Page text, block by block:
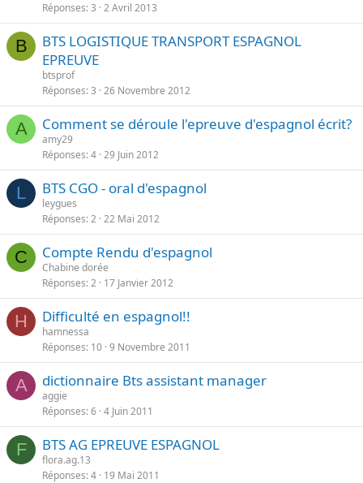
Réponses 3 2 Avril 2013
B
BTS LOGISTIQUE TRANSPORT ESPAGNOL
EPREUVE
btsprof
Réponses 3 26 Novembre 2012
A Comment se déroule l'epreuve d'espagnol écrit?
amy29
Réponses 4 29 Juin 2012
L BTS CGO - oral d'espagnol
leygues
Réponses 2 22 Mai 2012
C Compte Rendu d'espagnol
Chabine dorée
Réponses 2 17 Janvier 2012
H Difficulté en espagnol!!
hamnessa
Réponses 10 9 Novembre 2011
A dictionnaire Bts assistant manager
aggie
Réponses 6 4 Juin 2011
F BTS AG EPREUVE ESPAGNOL
flora.ag.13
Réponses 4 19 Mai 2011